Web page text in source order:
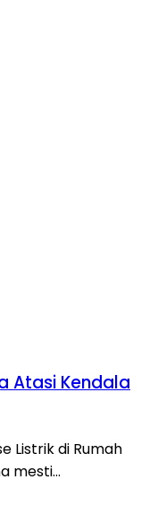
Atasi Kendala
Listrik di Rumah
mesti…